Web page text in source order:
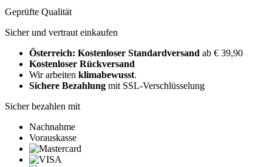
Geprüfte Qualität
Sicher und vertraut einkaufen
Österreich: Kostenloser Standardversand ab € 39,90
Kostenloser Rückversand
Wir arbeiten klimabewusst.
Sichere Bezahlung mit SSL-Verschlüsselung
Sicher bezahlen mit
Nachnahme
Vorauskasse